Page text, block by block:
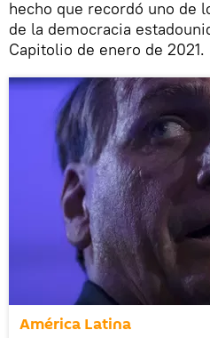
hecho que recordó uno de
de la democracia
Capitolio de enero de 2021.
América Latina